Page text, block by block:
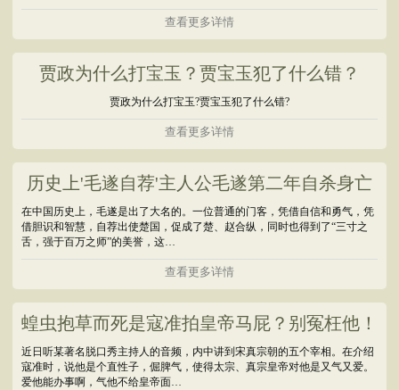
查看更多详情
贾政为什么打宝玉？贾宝玉犯了什么错？
贾政为什么打宝玉?贾宝玉犯了什么错?
查看更多详情
历史上'毛遂自荐'主人公毛遂第二年自杀身亡
在中国历史上，毛遂是出了大名的。一位普通的门客，凭借自信和勇气，凭
借胆识和智慧，自荐出使楚国，促成了楚、赵合纵，同时也得到了“三寸之
舌，强于百万之师”的美誉，这…
查看更多详情
蝗虫抱草而死是寇准拍皇帝马屁？别冤枉他！
近日听某著名脱口秀主持人的音频，内中讲到宋真宗朝的五个宰相。在介绍
寇准时，说他是个直性子，倔脾气，使得太宗、真宗皇帝对他是又气又爱。
爱他能办事啊，气他不给皇帝面…